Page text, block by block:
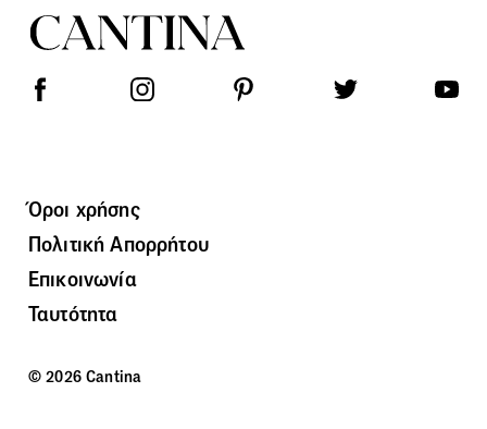
Όροι χρήσης
Πολιτική Απορρήτου
Επικοινωνία
Ταυτότητα
© 2026 Cantina